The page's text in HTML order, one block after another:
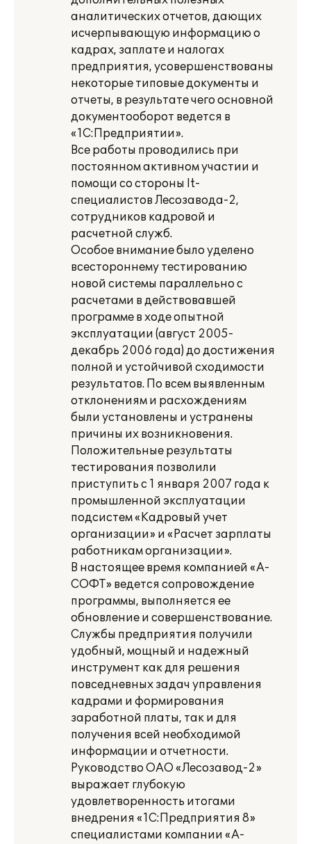
аналитических отчетов, дающих
исчерпывающую информацию о
кадрах, заплате и налогах
предприятия, усовершенствованы
некоторые типовые документы и
отчеты, в результате чего основной
документооборот ведется в
«1С:Предприятии».
Все работы проводились при
постоянном активном участии и
помощи со стороны It-
специалистов Лесозавода-2,
сотрудников кадровой и
расчетной служб.
Особое внимание было уделено
всестороннему тестированию
новой системы параллельно с
расчетами в действовавшей
программе в ходе опытной
эксплуатации (август 2005-
декабрь 2006 года) до достижения
полной и устойчивой сходимости
результатов. По всем выявленным
отклонениям и расхождениям
были установлены и устранены
причины их возникновения.
Положительные результаты
тестирования позволили
приступить с 1 января 2007 года к
промышленной эксплуатации
подсистем «Кадровый учет
организации» и «Расчет зарплаты
работникам организации».
В настоящее время компанией «А-
СОФТ» ведется сопровождение
программы, выполняется ее
обновление и совершенствование.
Службы предприятия получили
удобный, мощный и надежный
инструмент как для решения
повседневных задач управления
кадрами и формирования
заработной платы, так и для
получения всей необходимой
информации и отчетности.
Руководство ОАО «Лесозавод-2»
выражает глубокую
удовлетворенность итогами
внедрения «1С:Предприятия 8»
специалистами компании «А-